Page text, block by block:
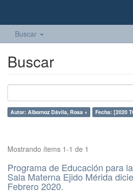
Buscar
Buscar
Autor: Albornoz Dávila, Rosa × Fecha: [2020
Mostrando ítems 1-1 de 1
Programa de Educación para
Sala Materna Ejido Mérida
Febrero 2020.